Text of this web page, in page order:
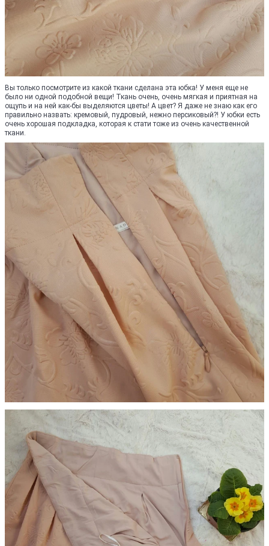
Вы только посмотрите из какой ткани сделана эта юбка! У меня еще не
было ни одной подобной вещи! Ткань очень, очень мягкая и приятная на
ощупь и на ней как-бы выделяются цветы! А цвет? Я даже не знаю как его
правильно назвать: кремовый, пудровый, нежно персиковый?! У юбки есть
очень хорошая подкладка, которая к стати тоже из очень качественной
ткани.